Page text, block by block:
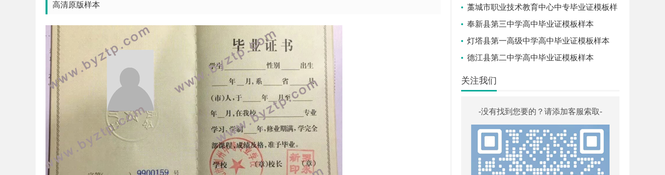
高清原版样本
藁城市职业技术教育中心中专毕业证模板样
本奉新县第三中学高中毕业证模板样本
灯塔县第一高级中学高中毕业证模板样本
德江县第二中学高中毕业证模板样本
关注我们
-没有找到您要的？请添加客服索取-